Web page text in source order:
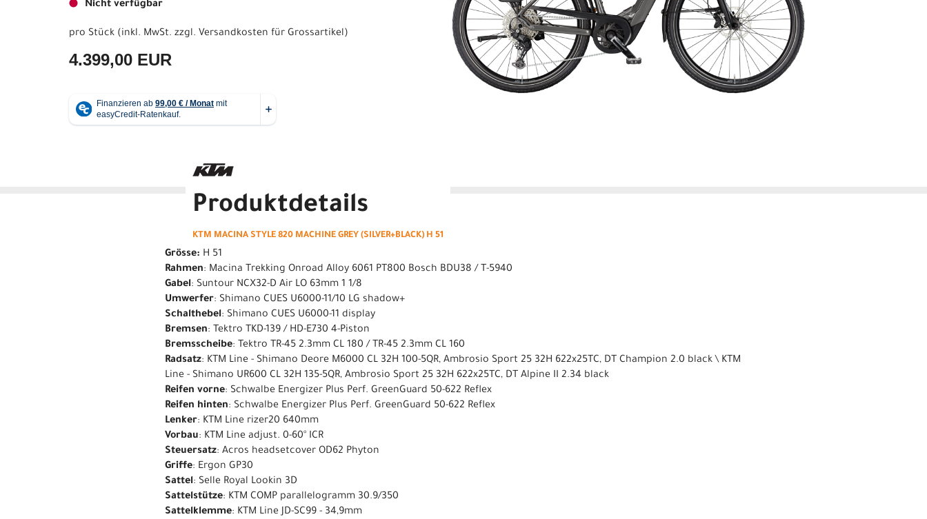
Nicht verfügbar
pro Stück (inkl. MwSt. zzgl. Versandkosten für Grossartikel)
4.399,00 EUR
Produktdetails
KTM MACINA STYLE 820 MACHINE GREY (SILVER+BLACK) H 51
Grösse: H 51
Rahmen: Macina Trekking Onroad Alloy 6061 PT800 Bosch BDU38 / T-5940
Gabel: Suntour NCX32-D Air LO 63mm 1 1/8
Umwerfer: Shimano CUES U6000-11/10 LG shadow+
Schalthebel: Shimano CUES U6000-11 display
Bremsen: Tektro TKD-139 / HD-E730 4-Piston
Bremsscheibe: Tektro TR-45 2.3mm CL 180 / TR-45 2.3mm CL 160
Radsatz: KTM Line - Shimano Deore M6000 CL 32H 100-5QR, Ambrosio Sport 25 32H 622x25TC, DT Champion 2.0 black \ KTM
Line - Shimano UR600 CL 32H 135-5QR, Ambrosio Sport 25 32H 622x25TC, DT Alpine II 2.34 black
Reifen vorne: Schwalbe Energizer Plus Perf. GreenGuard 50-622 Reflex
Reifen hinten: Schwalbe Energizer Plus Perf. GreenGuard 50-622 Reflex
Lenker: KTM Line rizer20 640mm
Vorbau: KTM Line adjust. 0-60° ICR
Steuersatz: Acros headsetcover OD62 Phyton
Griffe: Ergon GP30
Sattel: Selle Royal Lookin 3D
Sattelstütze: KTM COMP parallelogramm 30.9/350
Sattelklemme: KTM Line JD-SC99 - 34,9mm